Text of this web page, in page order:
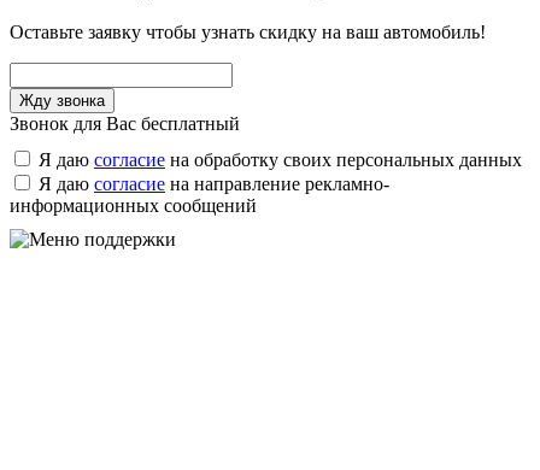
Оставьте заявку чтобы узнать скидку на ваш автомобиль!
Звонок для Вас бесплатный
Я даю согласие на обработку своих персональных данных
Я даю согласие на направление рекламно-
информационных сообщений